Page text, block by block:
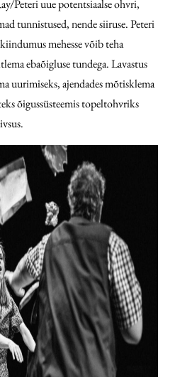
Peteri uue potentsiaalse ohvri,
tunnistused, nende siiruse. Peteri
mehesse võib teha
ebaõigluse tundega. Lavastus
uurimiseks, ajendades mõtisklema
õigus­süsteemis topeltohvriks